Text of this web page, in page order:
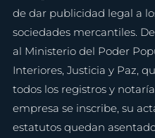
de dar publicidad legal a
sociedades mercantiles.
al Ministerio del Poder
Interiores, Justicia y Paz,
todos los registros y
empresa se inscribe, su
estatutos quedan